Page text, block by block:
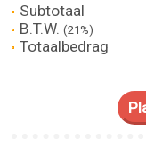
Subtotaal
B.T.W.(21%)
Totaalbedrag